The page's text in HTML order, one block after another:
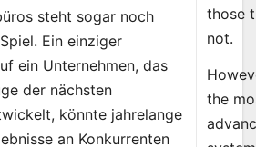
steht sogar noch
Ein einziger
ein Unternehmen, das
der nächsten
könnte jahrelange
an Konkurrenten
those
not.
the